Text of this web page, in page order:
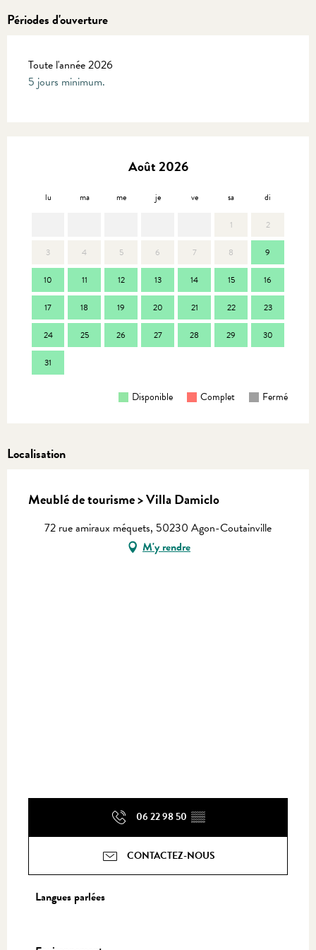
Périodes d'ouverture
Toute l'année 2026
5 jours minimum.
Août 2026
lu ma me je ve sa di
1 2
3 4 5 6 7 8 9
10 11 12 13 14 15 16
17 18 19 20 21 22 23
24 25 26 27 28 29 30
31
Disponible Complet Fermé
Localisation
Meublé de tourisme > Villa Damiclo
72 rue amiraux méquets, 50230 Agon-Coutainville
M'y rendre
06 22 98 50 ▒▒
CONTACTEZ-NOUS
Langues parlées
Langues parlées